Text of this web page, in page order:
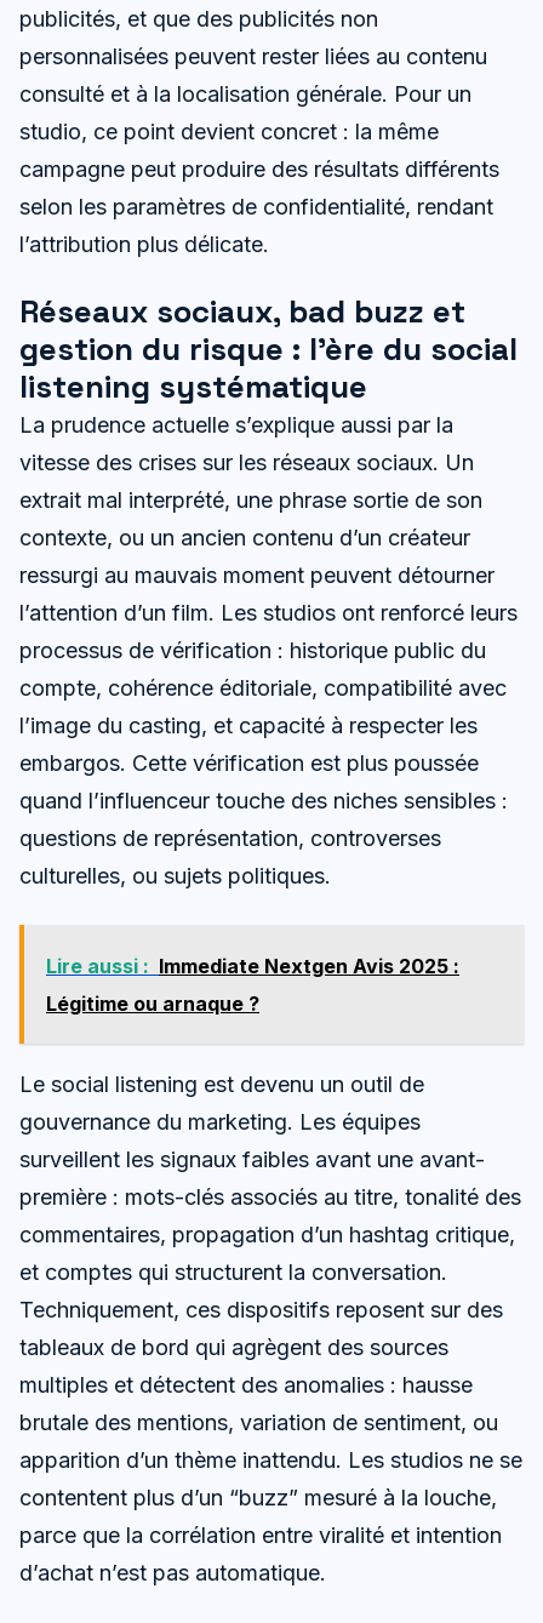
publicités, et que des publicités non
personnalisées peuvent rester liées au contenu
consulté et à la localisation générale. Pour un
studio, ce point devient concret : la même
campagne peut produire des résultats différents
selon les paramètres de confidentialité, rendant
l’attribution plus délicate.
Réseaux sociaux, bad buzz et
gestion du risque : l’ère du social
listening systématique
La prudence actuelle s’explique aussi par la
vitesse des crises sur les réseaux sociaux. Un
extrait mal interprété, une phrase sortie de son
contexte, ou un ancien contenu d’un créateur
ressurgi au mauvais moment peuvent détourner
l’attention d’un film. Les studios ont renforcé leurs
processus de vérification : historique public du
compte, cohérence éditoriale, compatibilité avec
l’image du casting, et capacité à respecter les
embargos. Cette vérification est plus poussée
quand l’influenceur touche des niches sensibles :
questions de représentation, controverses
culturelles, ou sujets politiques.
Lire aussi : Immediate Nextgen Avis 2025 :
Légitime ou arnaque ?
Le social listening est devenu un outil de
gouvernance du marketing. Les équipes
surveillent les signaux faibles avant une avant-
première : mots-clés associés au titre, tonalité des
commentaires, propagation d’un hashtag critique,
et comptes qui structurent la conversation.
Techniquement, ces dispositifs reposent sur des
tableaux de bord qui agrègent des sources
multiples et détectent des anomalies : hausse
brutale des mentions, variation de sentiment, ou
apparition d’un thème inattendu. Les studios ne se
contentent plus d’un “buzz” mesuré à la louche,
parce que la corrélation entre viralité et intention
d’achat n’est pas automatique.